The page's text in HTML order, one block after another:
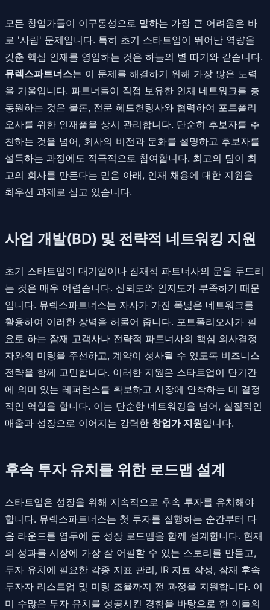
모든 창업가들이 이구동성으로 말하는 가장 큰 어려움은 바
로 '사람' 문제입니다. 특히 초기 스타트업이 뛰어난 역량을
갖춘 핵심 인재를 영입하는 것은 하늘의 별 따기와 같습니다.
뮤렉스파트너스는 이 문제를 해결하기 위해 가장 많은 노력
을 기울입니다. 파트너들이 직접 보유한 인재 네트워크를 총
동원하는 것은 물론, 전문 헤드헌팅사와 협력하여 포트폴리
오사를 위한 인재풀을 상시 관리합니다. 단순히 후보자를 추
천하는 것을 넘어, 회사의 비전과 문화를 설명하고 후보자를
설득하는 과정에도 적극적으로 참여합니다. 최고의 팀이 최
고의 회사를 만든다는 믿음 아래, 인재 채용에 대한 지원을
최우선 과제로 삼고 있습니다.
사업 개발(BD) 및 전략적 네트워킹 지원
초기 스타트업이 대기업이나 잠재적 파트너사의 문을 두드리
는 것은 매우 어렵습니다. 신뢰도와 인지도가 부족하기 때문
입니다. 뮤렉스파트너스는 자사가 가진 폭넓은 네트워크를
활용하여 이러한 장벽을 허물어 줍니다. 포트폴리오사가 필
요로 하는 잠재 고객사나 전략적 파트너사의 핵심 의사결정
자와의 미팅을 주선하고, 계약이 성사될 수 있도록 비즈니스
전략을 함께 고민합니다. 이러한 지원은 스타트업이 단기간
에 의미 있는 레퍼런스를 확보하고 시장에 안착하는 데 결정
적인 역할을 합니다. 이는 단순한 네트워킹을 넘어, 실질적인
매출과 성장으로 이어지는 강력한 창업가 지원입니다.
후속 투자 유치를 위한 로드맵 설계
스타트업은 성장을 위해 지속적으로 후속 투자를 유치해야
합니다. 뮤렉스파트너스는 첫 투자를 집행하는 순간부터 다
음 라운드를 염두에 둔 성장 로드맵을 함께 설계합니다. 현재
의 성과를 시장에 가장 잘 어필할 수 있는 스토리를 만들고,
투자 유치에 필요한 각종 지표 관리, IR 자료 작성, 잠재 후속
투자자 리스트업 및 미팅 조율까지 전 과정을 지원합니다. 이
미 수많은 투자 유치를 성공시킨 경험을 바탕으로 한 이들의